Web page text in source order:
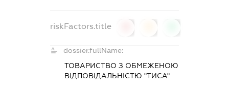
riskFactors.title
dossier.fullName:
ТОВАРИСТВО З ОБМЕЖЕНОЮ
ВІДПОВІДАЛЬНІСТЮ "ТИСА"